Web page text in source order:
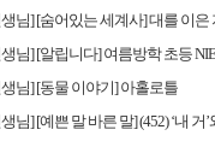
님] [숨어있는 세계사] 대를 이은
님] [알립니다] 여름방학 초등
님] [동물 이야기] 아홀로틀
님] [예쁜 말 바른 말] (452) ‘내 거’